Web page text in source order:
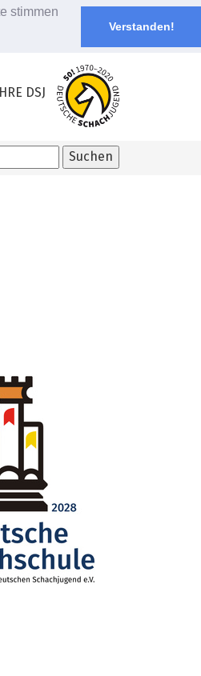
stimmen
Verstanden!
DSJ